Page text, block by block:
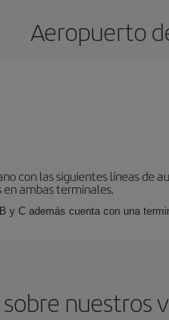
Aeropuerto
con las siguientes líneas de
en ambas terminales.
y C además cuenta con una
nuestros